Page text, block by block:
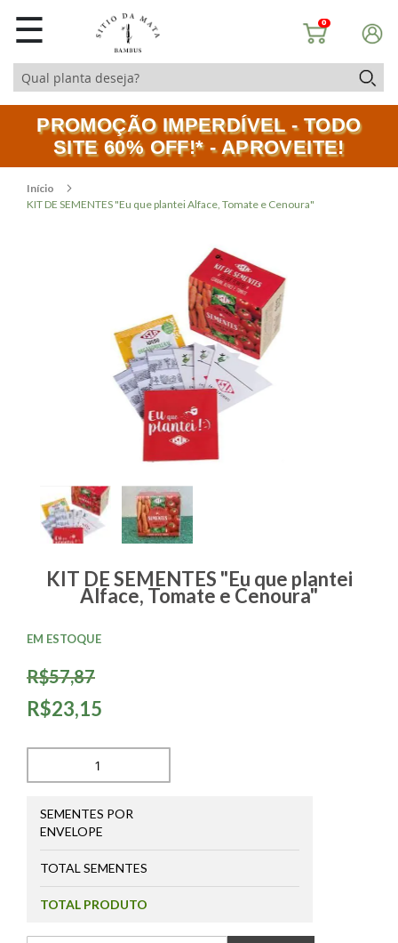
☰ 0
PROMOÇÃO IMPERDÍVEL - TODO
SITE 60% OFF!* - APROVEITE!
Início
KIT DE SEMENTES "Eu que plantei Alface, Tomate e Cenoura"
KIT DE SEMENTES "Eu que plantei
Alface, Tomate e Cenoura"
R$57,87
R$23,15
EM ESTOQUE
SEMENTES POR
ENVELOPE
TOTAL SEMENTES
TOTAL PRODUTO